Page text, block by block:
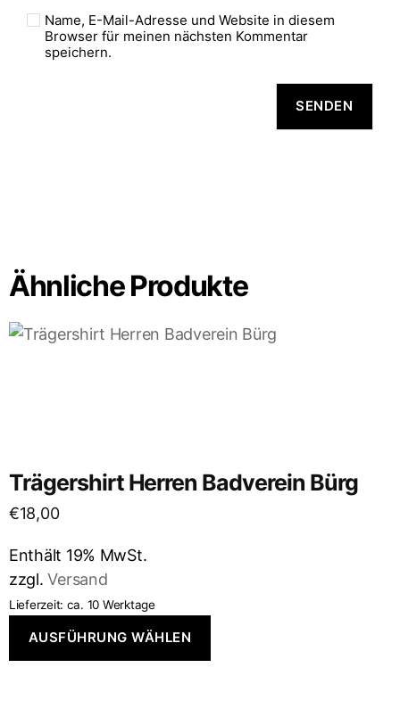
Name, E-Mail-Adresse und Website in diesem
Browser für meinen nächsten Kommentar
speichern.
Ähnliche Produkte
Trägershirt Herren Badverein Bürg
€18,00
Enthält 19% MwSt.
zzgl.Versand
Lieferzeit: ca. 10 Werktage
AUSFÜHRUNG WÄHLEN